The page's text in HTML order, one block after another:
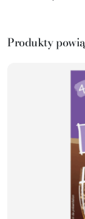
Produkty